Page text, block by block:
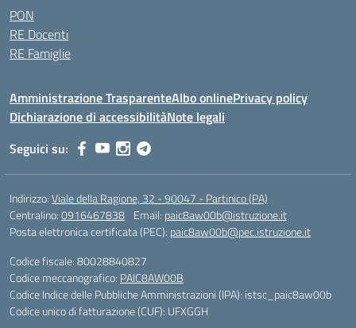
PON
RE Docenti
RE Famiglie
Amministrazione TrasparenteAlbo onlinePrivacy policy
Dichiarazione di accessibilitàNote legali
Seguici su:
Indirizzo:Viale della Ragione, 32 - 90047 - Partinico (PA)
Centralino:0916467838 Email: paic8aw00b@istruzione.it
Posta elettronica certificata (PEC): paic8aw00b@pec.istruzione.it
Codice fiscale: 80028840827
Codice meccanografico: PAIC8AW00B
Codice Indice delle Pubbliche Amministrazioni (IPA): istsc_paic8aw00b
Codice unico di fatturazione (CUF): UFXGGH